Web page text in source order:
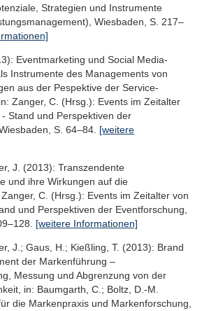
Strategien und Instrumente
Wiesbaden, S. 217–
Eventmarketing und Social Media-
Instrumente des Managements von
aus der Pespektive der Service-
Zanger, C. (Hrsg.): Events im Zeitalter
Stand und Perspektiven der
S. 64–84. [weitere
J. (2013): Transzendente
und ihre Wirkungen auf die
C. (Hrsg.): Events im Zeitalter von
und Perspektiven der Eventforschung,
[weitere Informationen]
J.; Gaus, H.; Kießling, T. (2013): Brand
der Markenführung –
Messung und Abgrenzung von der
in: Baumgarth, C.; Boltz, D.-M.
die Markenpraxis und Markenforschung,